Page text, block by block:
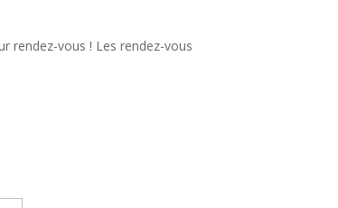
rendez-vous ! Les rendez-vous